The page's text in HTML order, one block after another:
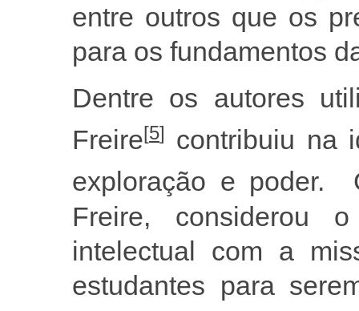
entre outros que os
para os fundamentos
Dentre os autores
Freire[5]
contribuiu na
exploração e poder.
Freire, considerou
intelectual com a
estudantes para